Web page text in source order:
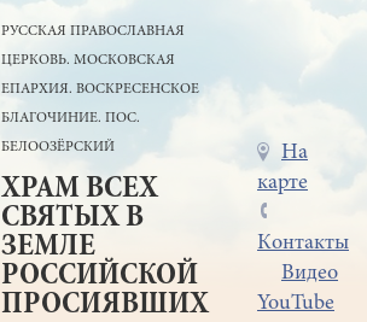
РУССКАЯ ПРАВОСЛАВНАЯ
ЦЕРКОВЬ. МОСКОВСКАЯ
ЕПАРХИЯ. ВОСКРЕСЕНСКОЕ
БЛАГОЧИНИЕ. ПОС.
БЕЛООЗЁРСКИЙ
ХРАМ ВСЕХ
СВЯТЫХ В
ЗЕМЛЕ
РОССИЙСКОЙ
ПРОСИЯВШИХ
Меню
в
шапке
На
карте
Контакты
Видео
YouTube